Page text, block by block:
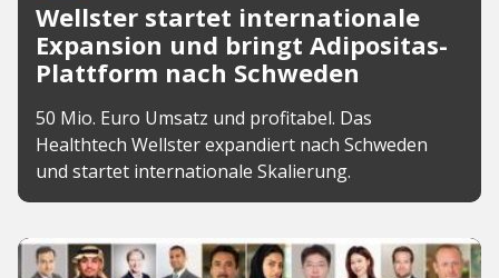
Wellster startet internationale
Expansion und bringt Adipositas-
Plattform nach Schweden
50 Mio. Euro Umsatz und profitabel. Das
Healthtech Wellster expandiert nach Schweden
und startet internationale Skalierung.